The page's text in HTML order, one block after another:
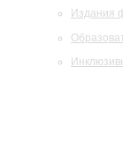
Издания